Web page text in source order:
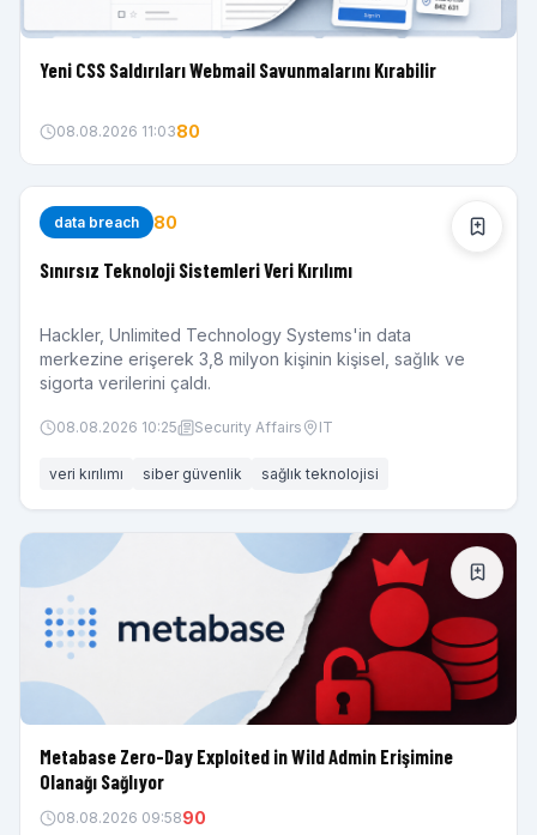
Yeni CSS Saldırıları Webmail Savunmalarını Kırabilir
08.08.2026 11:0380
data breach 80
Sınırsız Teknoloji Sistemleri Veri Kırılımı
Hackler, Unlimited Technology Systems'in data
merkezine erişerek 3,8 milyon kişinin kişisel, sağlık ve
sigorta verilerini çaldı.
08.08.2026 10:25 Security Affairs IT
veri kırılımı siber güvenlik sağlık teknolojisi
Metabase Zero-Day Exploited in Wild Admin Erişimine
Olanağı Sağlıyor
08.08.2026 09:5890